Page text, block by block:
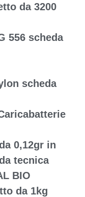
da 3200
556 scheda
scheda
0,12gr in
tecnica
BIO
da 1kg